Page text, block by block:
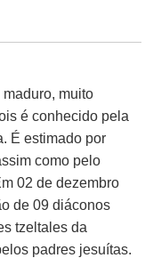
muito
é conhecido pela
É estimado por
como pelo
02 de dezembro
de 09 diáconos
tzeltales da
padres jesuítas.